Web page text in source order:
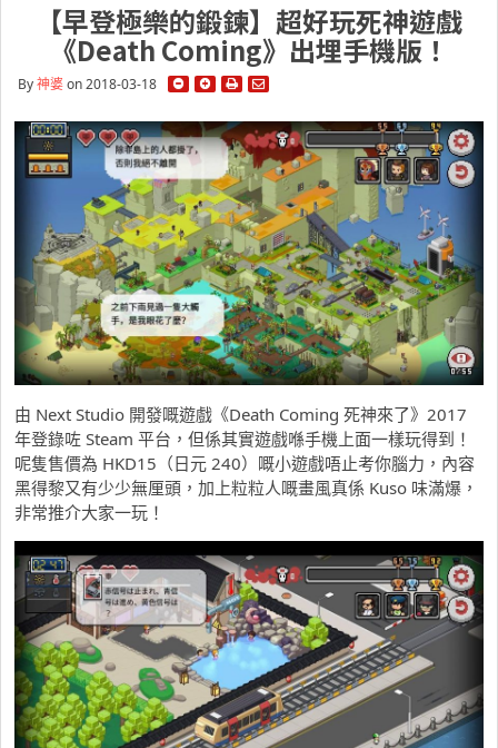
【早登極樂的鍛鍊】超好玩死神遊戲
《Death Coming》出埋手機版！
By神婆on 2018-03-18
由 Next Studio 開發嘅遊戲《Death Coming 死神來了》2017
年登錄咗 Steam 平台，但係其實遊戲喺手機上面一樣玩得到！
呢隻售價為 HKD15（日元 240）嘅小遊戲唔止考你腦力，內容
黑得黎又有少少無厘頭，加上粒粒人嘅畫風真係 Kuso 味滿爆，
非常推介大家一玩！